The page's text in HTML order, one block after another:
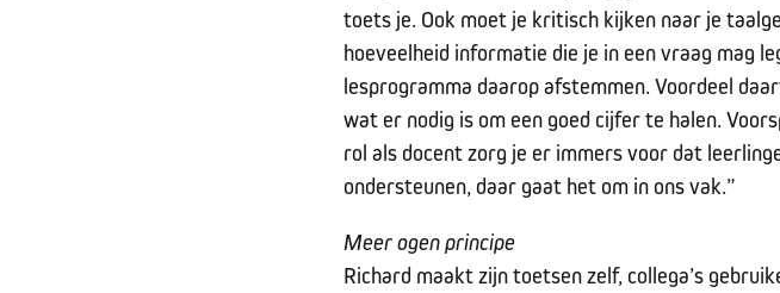
toets je. Ook moet je kritisch kijken naar je
hoeveelheid informatie die je in een vraag mag
lesprogramma daarop afstemmen. Voordeel
wat er nodig is om een goed cijfer te halen.
rol als docent zorg je er immers voor dat
ondersteunen, daar gaat het om in ons vak.”
Meer ogen principe
Richard maakt zijn toetsen zelf, collega’s